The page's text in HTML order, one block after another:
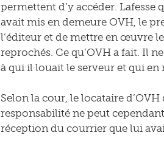
permettent d’y accéder.
avait mis en demeure OVH, le
l’éditeur et de mettre en œuvre
reprochés. Ce qu’OVH a fait. Il
à qui il louait le serveur et qui en
Selon la cour, le locataire
responsabilité ne peut
réception du courrier que lui